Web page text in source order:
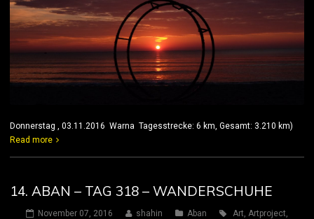
Donnerstag , 03.11.2016 Warna Tagesstrecke: 6 km, Gesamt: 3.210 km)
Read more
14. ABAN – TAG 318 – WANDERSCHUHE
November 07, 2016 shahin Aban Art Artproject